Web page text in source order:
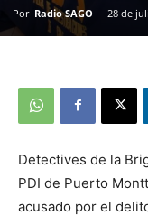
Por Radio SAGO - 28 de
Detectives de la
PDI de Puerto
acusado por el